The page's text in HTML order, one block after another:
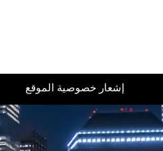
إشعار خصوصية الموقع